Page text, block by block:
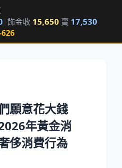
|飾金收 15,650 賣 17,530
願意花大錢
年黃金消
侈消費行為